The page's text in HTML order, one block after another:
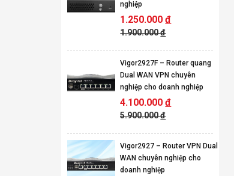
nghiệp
1.250.000đ
1.900.000đ
Vigor2927F – Router quang
Dual WAN VPN chuyên
nghiệp cho doanh nghiệp
4.100.000đ
5.900.000đ
Vigor2927 – Router VPN Dual
WAN chuyên nghiệp cho
doanh nghiệp